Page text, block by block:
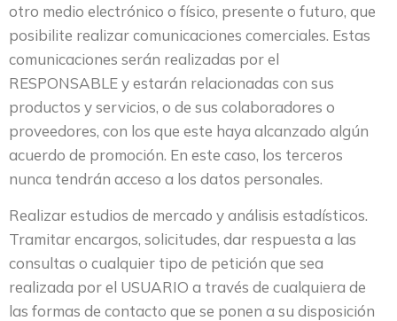
otro medio electrónico o físico, presente o futuro, que
posibilite realizar comunicaciones comerciales. Estas
comunicaciones serán realizadas por el
RESPONSABLE y estarán relacionadas con sus
productos y servicios, o de sus colaboradores o
proveedores, con los que este haya alcanzado algún
acuerdo de promoción. En este caso, los terceros
nunca tendrán acceso a los datos personales.
Realizar estudios de mercado y análisis estadísticos.
Tramitar encargos, solicitudes, dar respuesta a las
consultas o cualquier tipo de petición que sea
realizada por el USUARIO a través de cualquiera de
las formas de contacto que se ponen a su disposición